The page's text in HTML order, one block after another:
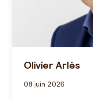
Olivier Arlès
08 juin 2026